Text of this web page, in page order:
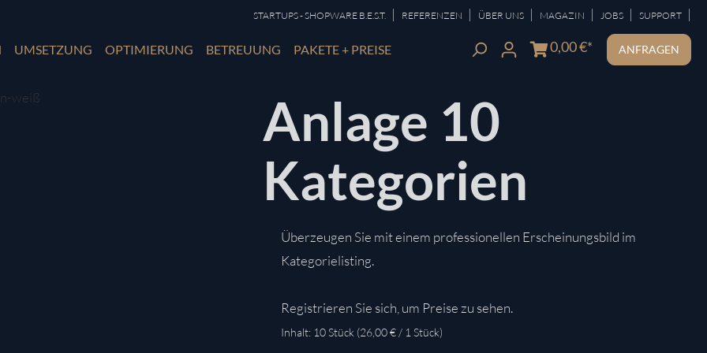
STARTUPS - SHOPWARE B.E.S.T. | REFERENZEN | ÜBER UNS | MAGAZIN | JOBS | SUPPORT |
UMSETZUNG OPTIMIERUNG BETREUUNG PAKETE + PREISE 0,00 €* ANFRAGEN
Anlage 10
Kategorien
Überzeugen Sie mit einem professionellen Erscheinungsbild im
Kategorielisting.
Registrieren Sie sich, um Preise zu sehen.
Inhalt: 10 Stück (26,00 € / 1 Stück)